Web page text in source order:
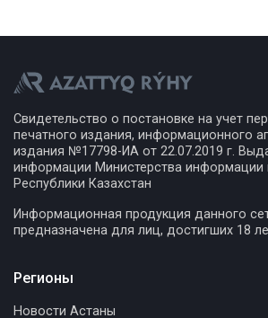
Свидетельство о постановке на учет
печатного издания, информационного
издания №17798-ИА от 22.07.2019 г.
информации Министерства информации
Республики Казахстан
Информационная продукция данного
предназначена для лиц, достигших 18
Регионы
Новости Астаны